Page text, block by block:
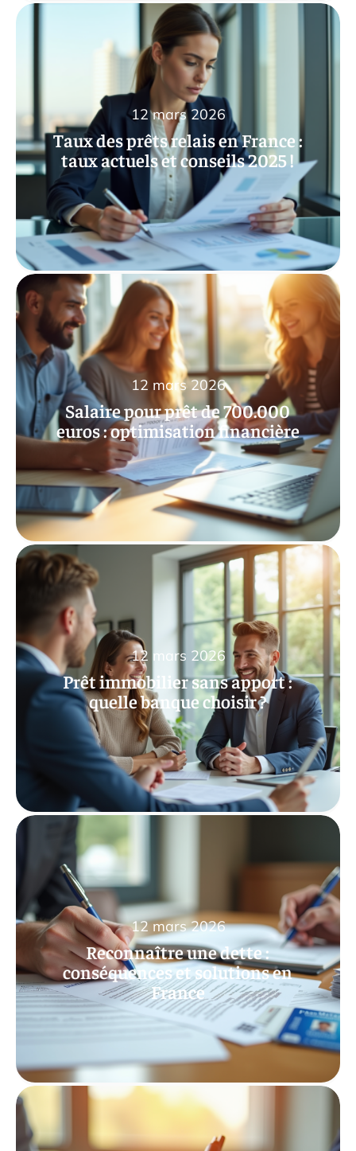
Taux des prêts relais en France :
taux actuels et conseils 2025 !
12 mars 2026
Salaire pour prêt de 700.000
euros : optimisation financière
12 mars 2026
Prêt immobilier sans apport :
quelle banque choisir ?
12 mars 2026
Reconnaître une dette :
conséquences et solutions en
France
12 mars 2026